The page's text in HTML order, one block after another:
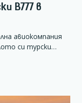
B777 в
авиокомпания
си турски…